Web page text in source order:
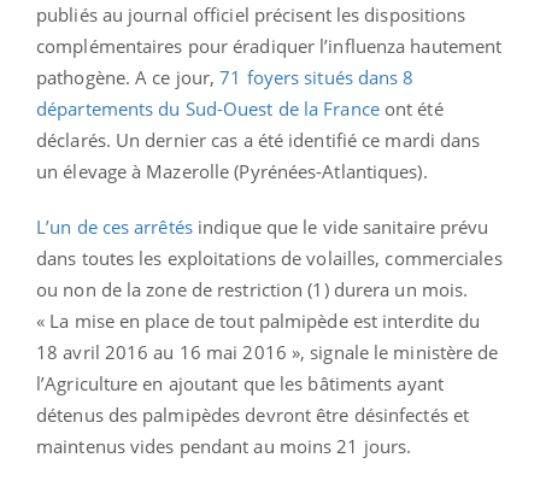
publiés au journal officiel précisent les dispositions
complémentaires pour éradiquer l’influenza hautement
pathogène. A ce jour,71 foyers situés dans 8
départements du Sud-Ouest de la Franceont été
déclarés. Un dernier cas a été identifié ce mardi dans
un élevage à Mazerolle (Pyrénées-Atlantiques).
L’un de ces arrêtésindique que le vide sanitaire prévu
dans toutes les exploitations de volailles, commerciales
ou non de la zone de restriction (1) durera un mois.
« La mise en place de tout palmipède est interdite du
18 avril 2016 au 16 mai 2016 », signale le ministère de
l’Agriculture en ajoutant que les bâtiments ayant
détenus des palmipèdes devront être désinfectés et
maintenus vides pendant au moins 21 jours.